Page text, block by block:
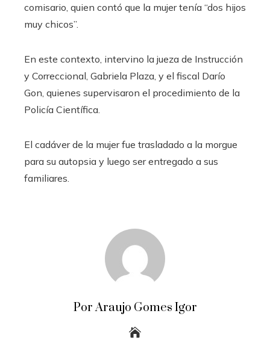
comisario, quien contó que la mujer tenía “dos hijos
muy chicos”.
En este contexto, intervino la jueza de Instrucción
y Correccional, Gabriela Plaza, y el fiscal Darío
Gon, quienes supervisaron el procedimiento de la
Policía Científica.
El cadáver de la mujer fue trasladado a la morgue
para su autopsia y luego ser entregado a sus
familiares.
Por Araujo Gomes Igor